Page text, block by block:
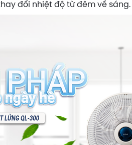
đổi nhiệt độ từ đêm về sáng.